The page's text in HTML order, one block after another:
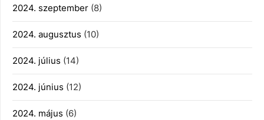
2024. szeptember (8)
2024. augusztus (10)
2024. július (14)
2024. június (12)
2024. május (6)